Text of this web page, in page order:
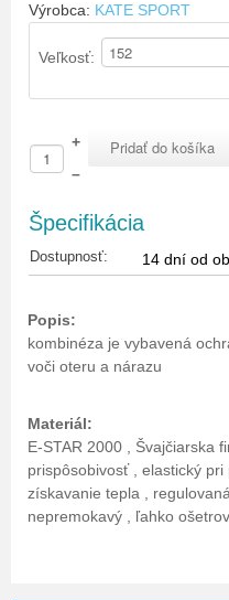
Výrobca: KATE SPORT
Veľkosť:
+
–
Špecifikácia
Dostupnosť: 14 dní od
Popis:
kombinéza je vybavená
voči oteru a nárazu
Materiál:
E-STAR 2000 , Švajčiarska
prispôsobivosť , elastický
získavanie tepla ,
nepremokavý , ľahko